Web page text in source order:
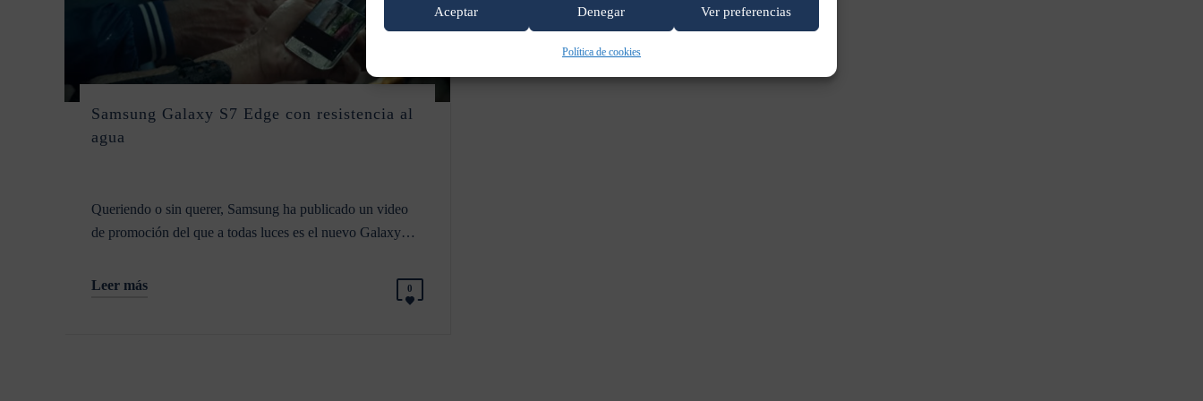
Aceptar Denegar Ver preferencias
Política de cookies
Samsung Galaxy S7 Edge con resistencia al
agua
Queriendo o sin querer, Samsung ha publicado un video
de promoción del que a todas luces es el nuevo Galaxy…
Leer más 0